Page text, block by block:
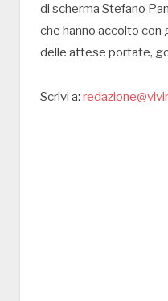
di scherma Stefano
che hanno accolto con
delle attese portate,
Scrivi a: